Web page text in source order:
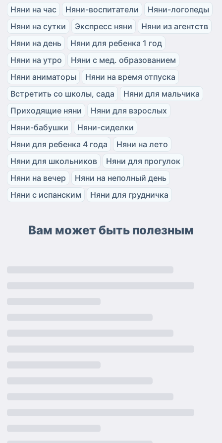
Няни на час
Няни-воспитатели
Няни-логопеды
Няни на сутки
Экспресс няни
Няни из агентств
Няни на день
Няни для ребенка 1 год
Няни на утро
Няни с мед. образованием
Няни аниматоры
Няни на время отпуска
Встретить со школы, сада
Няни для мальчика
Приходящие няни
Няни для взрослых
Няни-бабушки
Няни-сиделки
Няни для ребенка 4 года
Няни на лето
Няни для школьников
Няни для прогулок
Няни на вечер
Няни на неполный день
Няни с испанским
Няни для грудничка
Вам может быть полезным